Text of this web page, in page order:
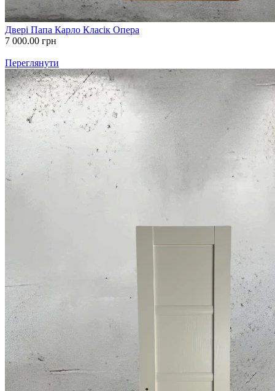
Двері Папа Карло Класік Опера
7 000.00 грн
Переглянути